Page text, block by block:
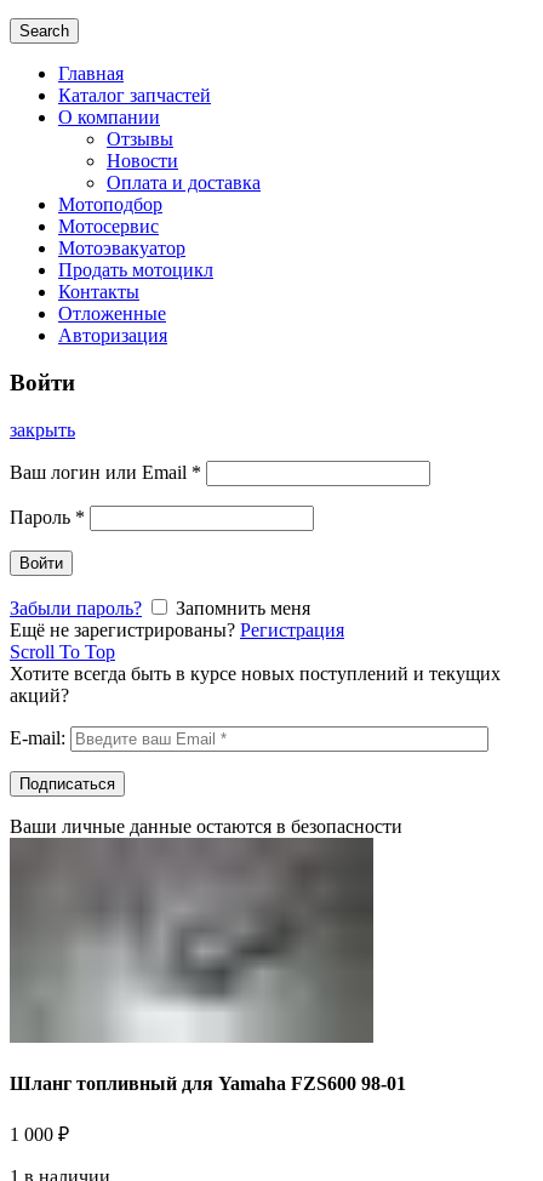
Search
Главная
Каталог запчастей
О компании
Отзывы
Новости
Оплата и доставка
Мотоподбор
Мотосервис
Мотоэвакуатор
Продать мотоцикл
Контакты
Отложенные
Авторизация
Войти
закрыть
Ваш логин или Email *
Пароль *
Войти
Забыли пароль?
Запомнить меня
Ещё не зарегистрированы? Регистрация
Scroll To Top
Хотите всегда быть в курсе новых поступлений и текущих
акций?
E-mail:
Ваши личные данные остаются в безопасности
Шланг топливный для Yamaha FZS600 98-01
1 000 ₽